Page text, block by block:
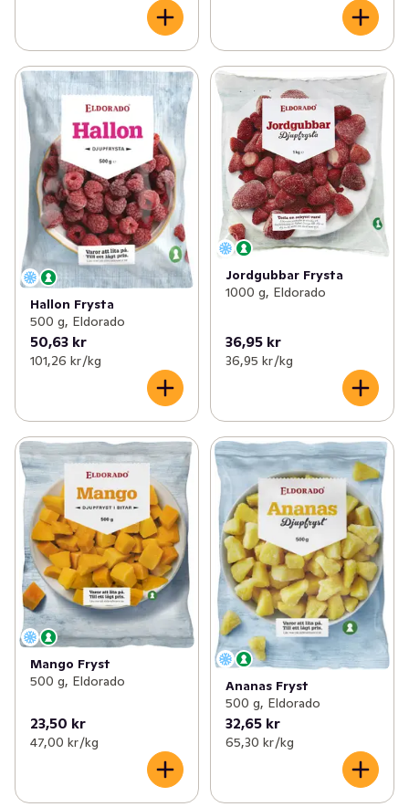
Hallon Frysta
500 g, Eldorado
50,63 kr
101,26 kr /kg
Jordgubbar Frysta
1000 g, Eldorado
36,95 kr
36,95 kr /kg
Mango Fryst
500 g, Eldorado
23,50 kr
47,00 kr /kg
Ananas Fryst
500 g, Eldorado
32,65 kr
65,30 kr /kg